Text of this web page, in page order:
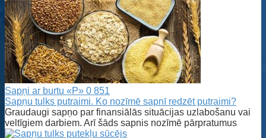
Sapņi ar burtu «P» 0 851
Sapņu tulks putraimi. Ko nozīmē sapnī redzēt putraimi?
Graudaugi sapņo par finansiālās situācijas uzlabošanu vai
veltīgiem darbiem. Arī šāds sapnis nozīmē pārpratumus